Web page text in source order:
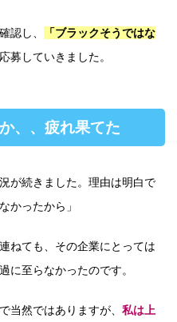
認し、
「ブラックそうではな
募していきました。
、、疲れ果てた
が続きました。理由は明白で
かったから」
ねても、その企業にとっては
に至らなかったのです。
当然ではありますが、 私は上